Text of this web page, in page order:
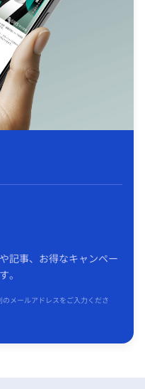
記事、お得なキャンペー
。
メールアドレスをご入力くださ